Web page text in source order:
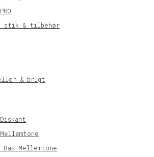
stik & tilbehør
& brugt
Bas-Mellemtone